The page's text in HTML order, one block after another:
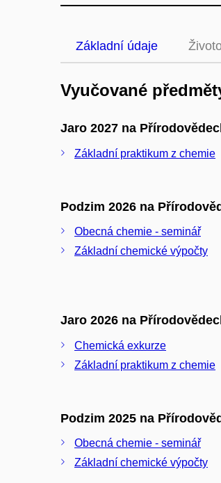
Základní údaje
Vyučované
Jaro 2027 na
Základní praktikum z chemie
Podzim 2026 na
Obecná chemie - seminář
Základní chemické výpočty
Jaro 2026 na
Chemická exkurze
Základní praktikum z chemie
Podzim 2025 na
Obecná chemie - seminář
Základní chemické výpočty